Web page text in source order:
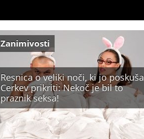
Resnica o veliki noči, ki jo poskuša
Cerkev prikriti: Nekoč je bil to
praznik seksa!
Zanimivosti